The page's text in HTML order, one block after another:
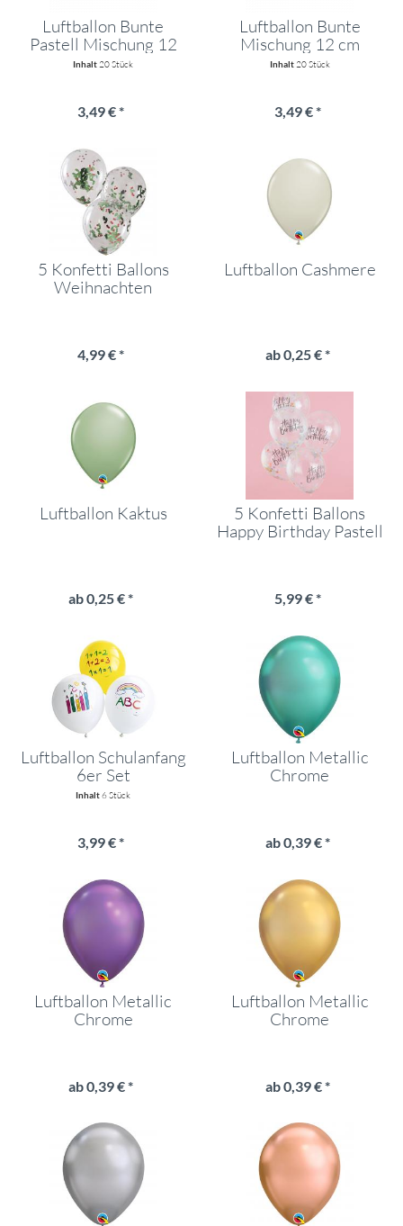
Luftballon Bunte
Pastell Mischung 12
cm
Inhalt 20 Stück
3,49 € *
Luftballon Bunte
Mischung 12 cm
Inhalt20 Stück
3,49 € *
5 Konfetti Ballons
Weihnachten
4,99 € *
Luftballon Cashmere
ab 0,25 € *
Luftballon Kaktus
ab 0,25 € *
5 Konfetti Ballons
Happy Birthday Pastell
5,99 € *
Luftballon Schulanfang
6er Set
Inhalt6 Stück
3,99 € *
Luftballon Metallic
Chrome
ab 0,39 € *
Luftballon Metallic
Chrome
ab 0,39 € *
Luftballon Metallic
Chrome
ab 0,39 € *